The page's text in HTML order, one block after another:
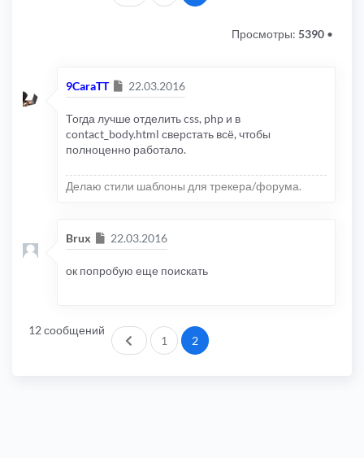
Просмотры: 5390 •
9CaraTT Сообщение
22.03.2016
Тогда лучше отделить css, php и в
contact_body.html сверстать всё, чтобы
полноценно работало.
Делаю стили шаблоны для трекера/форума.
Brux Сообщение
22.03.2016
ок попробую еще поискать
12 сообщений
Пред.1 2